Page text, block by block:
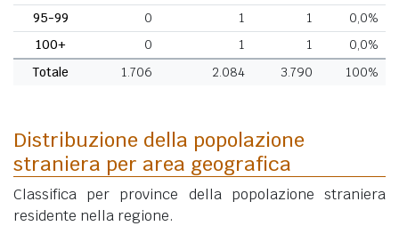
95-99
0 1 1
0,0%
100+
0 1 1
0,0%
Totale
1.706 2.084 3.790 100%
Distribuzione della popolazione
straniera per area geografica
Classifica per province della popolazione straniera
residente nella regione.